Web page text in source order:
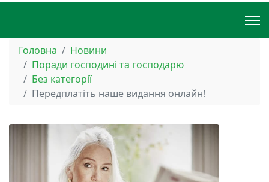
Головна
Новини
Поради господині та господарю
Без категорії
Передплатіть наше видання онлайн!